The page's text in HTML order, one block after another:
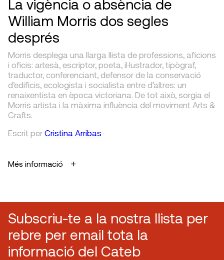
La vigència o absència de
William Morris dos segles
després
Morris desplega una llarga llista de professions, aficions
i oficis: artesà, escriptor, poeta, il·lustrador, tipògraf,
traductor, conferenciant, defensor de la conservació
d’edificis, ecologista i socialista entre d’altres: un
renaixentista en època victoriana. De tot això, sorgia el
Morris artista i la màxima influència del moviment Arts &
Crafts.
Escrit per Cristina Arribas
Més informació
Subscriu-te a la nostra llista per
rebre per email tota la
informació del Cateb